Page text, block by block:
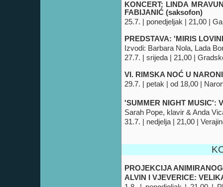
KONCERT: LINDA
FABIJANIĆ (saksofon)
25.7. | ponedjeljak | 21,00 |
PREDSTAVA: 'MIRIS
Izvodi: Barbara Nola, Lada
27.7. | srijeda | 21,00 |
VI. RIMSKA NOĆ U
29.7. | petak | od 18,00 |
'SUMMER NIGHT MUSIC':
Sarah Pope, klavir & Anda
31.7. | nedjelja | 21,00 |
PROJEKCIJA
ALVIN I VJEVERICE: